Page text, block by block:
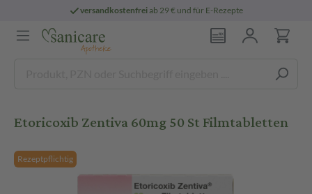
versandkostenfreiab 29 € und für E-Rezepte
Etoricoxib Zentiva 60mg 50 St Filmtabletten
Rezeptpflichtig